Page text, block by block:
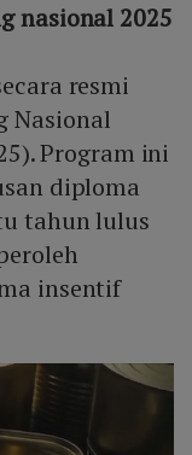
nasional 2025
resmi
Nasional
Program ini
diploma
tahun lulus
insentif